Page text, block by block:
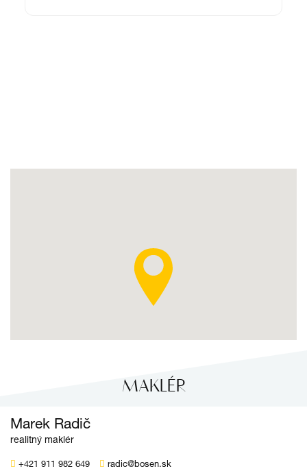
MAKLÉR
Marek Radič
realitný maklér
+421 911 982 649 radic@bosen.sk